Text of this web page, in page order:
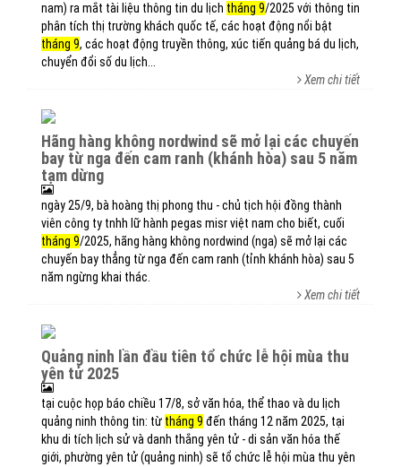
nam) ra mắt tài liệu thông tin du lịch tháng 9/2025 với thông tin
phân tích thị trường khách quốc tế, các hoạt động nổi bật
tháng 9, các hoạt động truyền thông, xúc tiến quảng bá du lịch,
chuyển đổi số du lịch...
Xem chi tiết
hãng hàng không nordwind sẽ mở lại các chuyến
bay từ nga đến cam ranh (khánh hòa) sau 5 năm
tạm dừng
ngày 25/9, bà hoàng thị phong thu - chủ tịch hội đồng thành
viên công ty tnhh lữ hành pegas misr việt nam cho biết, cuối
tháng 9/2025, hãng hàng không nordwind (nga) sẽ mở lại các
chuyến bay thẳng từ nga đến cam ranh (tỉnh khánh hòa) sau 5
năm ngừng khai thác.
Xem chi tiết
quảng ninh lần đầu tiên tổ chức lễ hội mùa thu
yên tử 2025
tại cuộc họp báo chiều 17/8, sở văn hóa, thể thao và du lịch
quảng ninh thông tin: từ tháng 9 đến tháng 12 năm 2025, tại
khu di tích lịch sử và danh thắng yên tử - di sản văn hóa thế
giới, phường yên tử (quảng ninh) sẽ tổ chức lễ hội mùa thu yên